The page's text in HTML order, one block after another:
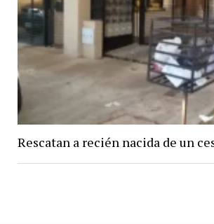
Rescatan a recién nacida de un